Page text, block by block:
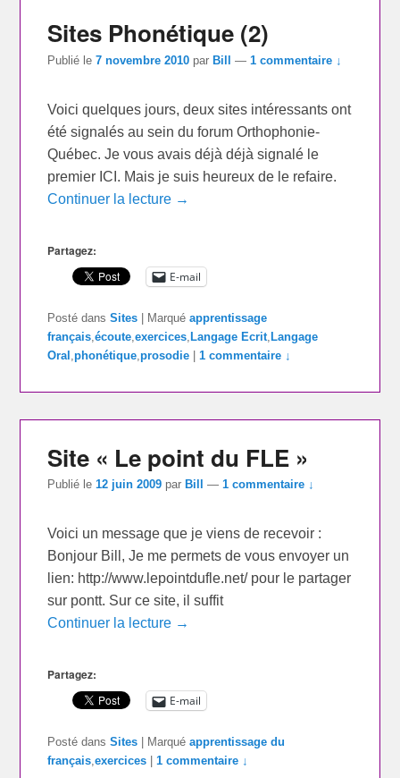
Sites Phonétique (2)
Publié le7 novembre 2010 parBill —1 commentaire ↓
Voici quelques jours, deux sites intéressants ont
été signalés au sein du forum Orthophonie-
Québec. Je vous avais déjà déjà signalé le
premier ICI. Mais je suis heureux de le refaire.
Continuer la lecture →
Partagez:
E-mail
Posté dans Sites | Marqué apprentissage
français ,écoute ,exercices ,Langage Ecrit ,Langage
Oral ,phonétique ,prosodie |1 commentaire ↓
Site « Le point du FLE »
Publié le12 juin 2009 par Bill —1 commentaire ↓
Voici un message que je viens de recevoir :
Bonjour Bill, Je me permets de vous envoyer un
lien: http://www.lepointdufle.net/ pour le partager
sur pontt. Sur ce site, il suffit
Continuer la lecture →
Partagez:
E-mail
Posté dans Sites Marqué apprentissage du
français,exercices |1 commentaire ↓